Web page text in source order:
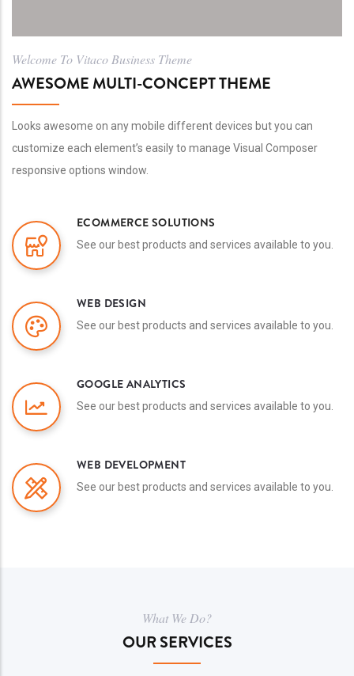
Welcome To Vitaco Business Theme
AWESOME MULTI-CONCEPT THEME
Looks awesome on any mobile different devices but you can
customize each element’s easily to manage Visual Composer
responsive options window.
ECOMMERCE SOLUTIONS
See our best products and services available to you.
WEB DESIGN
See our best products and services available to you.
GOOGLE ANALYTICS
See our best products and services available to you.
WEB DEVELOPMENT
See our best products and services available to you.
What We Do?
OUR SERVICES